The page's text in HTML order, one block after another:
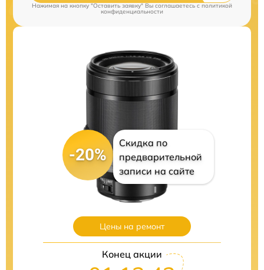
Нажимая на кнопку "Оставить заявку" Вы соглашаетесь cполитикой
конфиденциальности
-20%
Скидка по
предварительной
записи на сайте
Цены на ремонт
Конец акции